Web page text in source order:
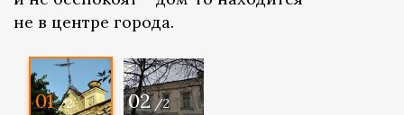
не в центре города.
01 /2 02 /2